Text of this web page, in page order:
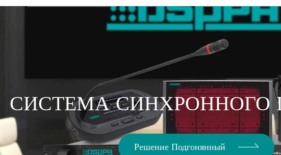
СИСТЕМА СИНХРОННОГО
Решение Подгонянный